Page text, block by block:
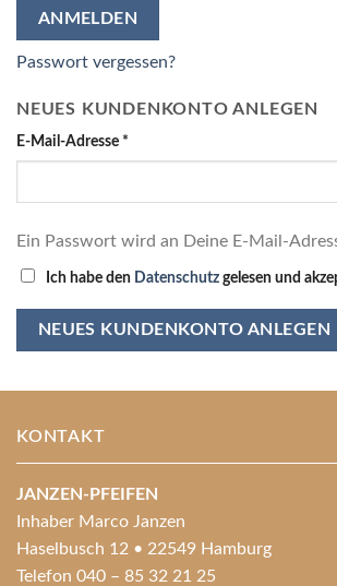
ANMELDEN
Passwort vergessen?
NEUES KUNDENKONTO ANLEGEN
E-Mail-Adresse *
Ein Passwort wird an Deine E-Mail-
Ich habe den Datenschutz gelesen und
NEUES KUNDENKONTO ANLEGEN
KONTAKT
JANZEN-PFEIFEN
Inhaber Marco Janzen
Haselbusch 12 • 22549 Hamburg
Telefon 040 – 85 32 21 25